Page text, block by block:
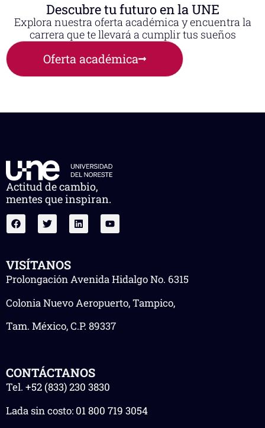
Descubre tu futuro en la UNE
Explora nuestra oferta académica y encuentra la
carrera que te llevará a cumplir tus sueños
Oferta académica
Actitud de cambio,
mentes que inspiran.
VISÍTANOS
Prolongación Avenida Hidalgo No. 6315
Colonia Nuevo Aeropuerto, Tampico,
Tam. México, C.P. 89337
CONTÁCTANOS
Tel. +52 (833) 230 3830
Lada sin costo: 01 800 719 3054